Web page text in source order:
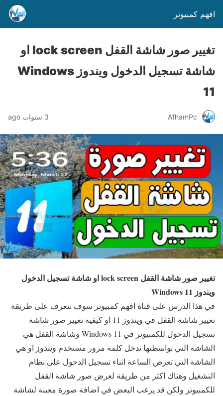
افهم كمبيوتر
تغيير صور شاشة القفل lock screen او
شاشة تسجيل الدخول ويندوز Windows
11
AfhamPc 3 سنوات ago
تغيير صور شاشة القفل lock screen او شاشة تسجيل الدخول
ويندوز Windows 11
في هذا الدرس على قناة افهم كمبيوتر سوف نتعرف على طريقة
تغيير شاشة القفل في ويندوز 11 او كيفية تغيير صور شاشة
تسجيل الدخول للكمبيوتر في Windows 11 وشاشة القفل هي
الشاشة التي بواسطتها ندخل كلمة مرور مستخدم ويندوز او هي
الشاشة التي تعرض الساعة اثناء تسجيل الدخول على نظام
التشغيل وهناك اكثر من طريقة لعرض صور شاشة القفل
للكمبيوتر ولكن قد يرغب البعض في اضافة صورة معينة لشاشة